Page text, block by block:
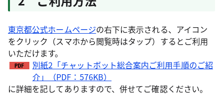
東京都公式ホームページの右下に表示される、アイコン
をクリック（スマホから閲覧時はタップ）するとご利用
いただけます。
別紙2「チャットボット総合案内ご利用手順のご紹
介」（PDF：576KB）
に詳細を記してありますので、併せてご確認ください。